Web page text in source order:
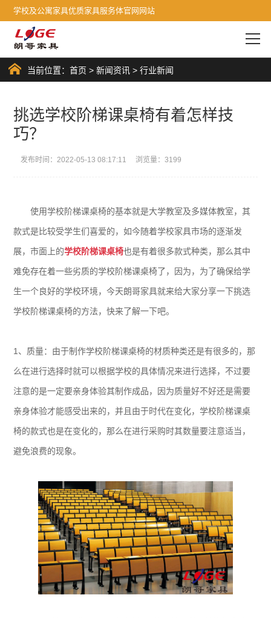
学校及公寓家具优质家具服务体官网网站
当前位置：首页 >新闻资讯 >行业新闻
挑选学校阶梯课桌椅有着怎样技
巧？
发布时间：2022-05-13 08:17:11 浏览量：3199
使用学校阶梯课桌椅的基本就是大学教室及多媒体教室，其
款式是比较受学生们喜爱的，如今随着学校家具市场的逐渐发
展，市面上的学校阶梯课桌椅也是有着很多款式种类，那么其中
难免存在着一些劣质的学校阶梯课桌椅了，因为，为了确保给学
生一个良好的学校环境，今天朗哥家具就来给大家分享一下挑选
学校阶梯课桌椅的方法，快来了解一下吧。
1、质量：由于制作学校阶梯课桌椅的材质种类还是有很多的，那
么在进行选择时就可以根据学校的具体情况来进行选择，不过要
注意的是一定要亲身体验其制作成品，因为质量好不好还是需要
亲身体验才能感受出来的，并且由于时代在变化，学校阶梯课桌
椅的款式也是在变化的，那么在进行采购时其数量要注意适当，
避免浪费的现象。